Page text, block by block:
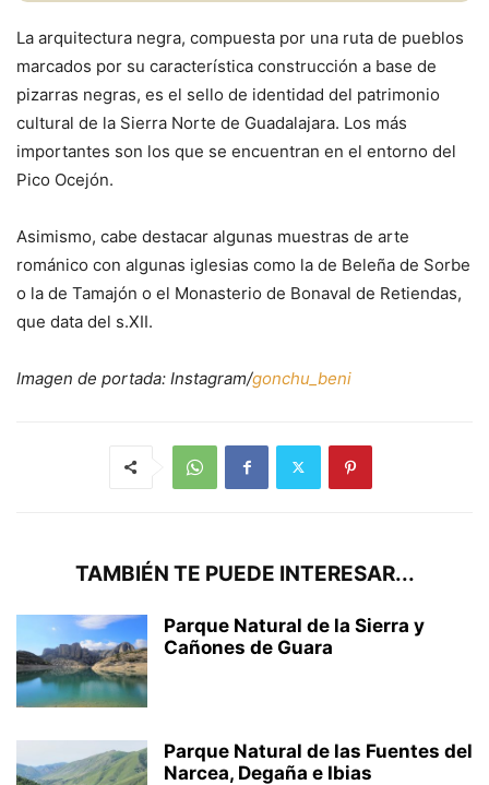
La arquitectura negra, compuesta por una ruta de pueblos
marcados por su característica construcción a base de
pizarras negras, es el sello de identidad del patrimonio
cultural de la Sierra Norte de Guadalajara. Los más
importantes son los que se encuentran en el entorno del
Pico Ocejón.
Asimismo, cabe destacar algunas muestras de arte
románico con algunas iglesias como la de Beleña de Sorbe
o la de Tamajón o el Monasterio de Bonaval de Retiendas,
que data del s.XII.
Imagen de portada: Instagram/gonchu_beni
TAMBIÉN TE PUEDE INTERESAR...
Parque Natural de la Sierra y
Cañones de Guara
Parque Natural de las Fuentes del
Narcea, Degaña e Ibias